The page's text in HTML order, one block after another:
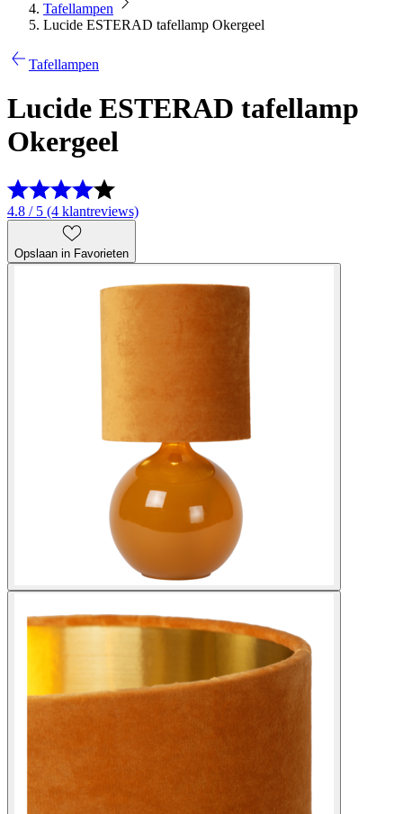
Tafellampen
Lucide ESTERAD tafellamp Okergeel
Tafellampen
Lucide ESTERAD tafellamp
Okergeel
4.8 / 5 (4 klantreviews)
Opslaan in Favorieten